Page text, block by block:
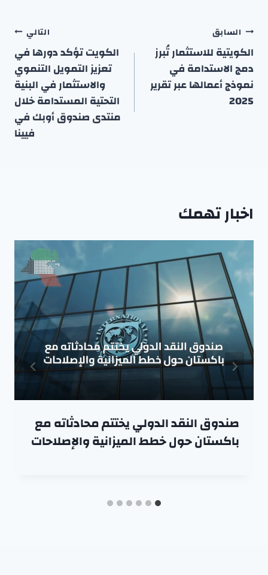
تصفّح
المقالات
السابق
الكويتية للاستثمار تُبرز
دمج الاستدامة في
نموذج أعمالها عبر تقرير
2025
التالي
الكويت تؤكد دورها في
تعزيز التمويل التنموي
والاستثمار في البنية
التحتية المستدامة خلال
منتدى صندوق أوبك في
فيينا
اخبار تهمك
صندوق النقد الدولي يختتم محادثاته مع
باكستان حول خطط الميزانية والإصلاحات